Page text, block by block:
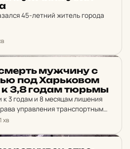
45-летний житель города
муж­чи­ну с
под Харь­ко­вом
к 3,8 годам тюрьмы
к 3 годам и 8 месяцам лишения
управления транспортными
1 хв